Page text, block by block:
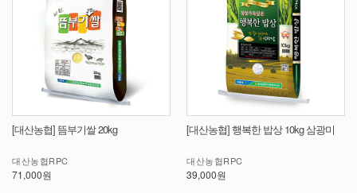
[대산농협] 뜸부기쌀 20kg
대산농협RPC
71,000원
[대산농협] 행복한 밥상 10kg 삼광미
대산농협RPC
39,000원